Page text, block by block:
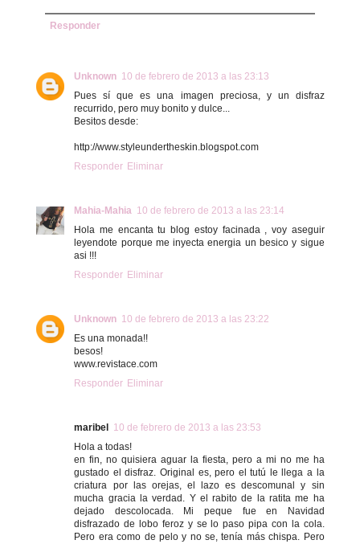
Responder
Unknown 10 de febrero de 2013 a las 23:13
Pues sí que es una imagen preciosa, y un disfraz
recurrido, pero muy bonito y dulce...
Besitos desde:
http://www.styleundertheskin.blogspot.com
Responder Eliminar
Mahia-Mahia 10 de febrero de 2013 a las 23:14
Hola me encanta tu blog estoy facinada , voy aseguir
leyendote porque me inyecta energia un besico y sigue
asi !!!
Responder Eliminar
Unknown 10 de febrero de 2013 a las 23:22
Es una monada!!
besos!
www.revistace.com
Responder Eliminar
maribel
10 de febrero de 2013 a las 23:53
Hola a todas!
en fin, no quisiera aguar la fiesta, pero a mi no me ha
gustado el disfraz. Original es, pero el tutú le llega a la
criatura por las orejas, el lazo es descomunal y sin
mucha gracia la verdad. Y el rabito de la ratita me ha
dejado descolocada. Mi peque fue en Navidad
disfrazado de lobo feroz y se lo paso pipa con la cola.
Pero era como de pelo y no se, tenía más chispa. Pero